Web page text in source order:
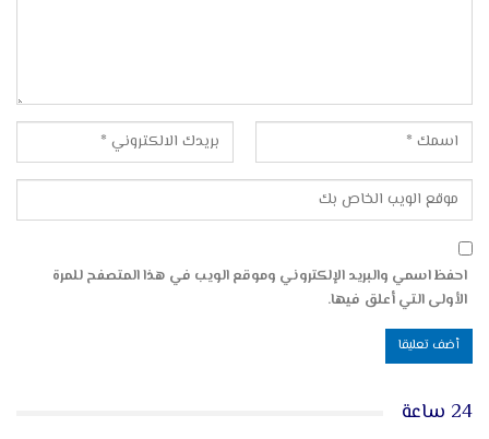
احفظ اسمي والبريد الإلكتروني وموقع الويب في هذا المتصفح للمرة
الأولى التي أعلق فيها.
24 ساعة